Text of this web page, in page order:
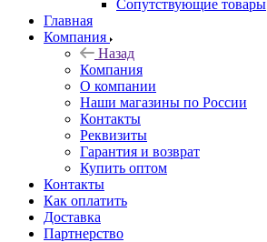
Сопутствующие товары
Главная
Компания
Назад
Компания
О компании
Наши магазины по России
Контакты
Реквизиты
Гарантия и возврат
Купить оптом
Контакты
Как оплатить
Доставка
Партнерство